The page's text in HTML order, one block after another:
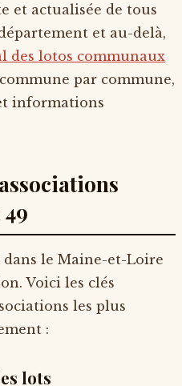
et actualisée de tous
et au-delà,
des lotos communaux
par commune,
informations
le Maine-et-Loire
Voici les clés
les plus
:
lots